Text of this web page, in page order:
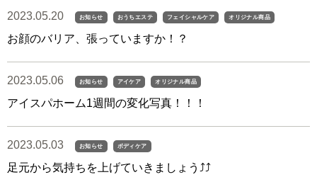
2023.05.20 お知らせ おうちエステ フェイシャルケア オリジナル商品
お顔のバリア、張っていますか！？
2023.05.06 お知らせ アイケア オリジナル商品
アイスパホーム1週間の変化写真！！！
2023.05.03 お知らせ ボディケア
足元から気持ちを上げていきましょう⤴︎⤴︎